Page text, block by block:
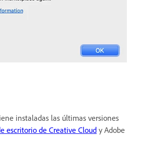
instaladas las últimas versiones
escritorio de Creative Cloud y Adobe